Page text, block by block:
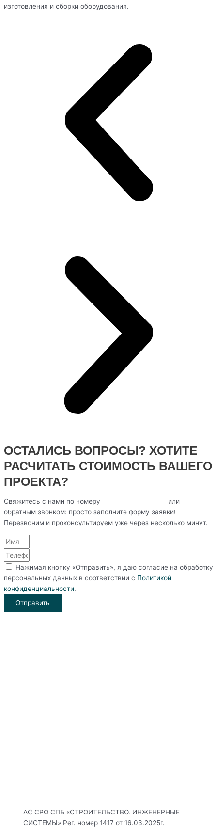
изготовления и сборки оборудования.
ОСТАЛИСЬ ВОПРОСЫ? ХОТИТЕ
РАСЧИТАТЬ СТОИМОСТЬ ВАШЕГО
ПРОЕКТА?
Свяжитесь с нами по номеру
или
обратным звонком: просто заполните форму заявки!
Перезвоним и проконсультируем уже через несколько минут.
Нажимая кнопку «Отправить», я даю согласие на обработку
персональных данных в соответствии с Политикой
конфиденциальности.
Отправить
АС СРО СПБ «СТРОИТЕЛЬСТВО. ИНЖЕНЕРНЫЕ
СИСТЕМЫ» Рег. номер 1417 от 16.03.2025г.